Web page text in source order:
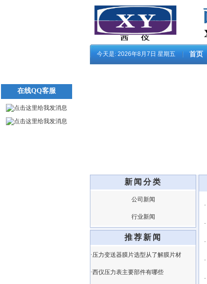
今天是: 2026年8月7日 星期五 首页
新闻分类
公司新闻
行业新闻
推荐新闻
·压力变送器膜片选型从了解膜片材
·西仪压力表主要部件有哪些
·
·
·
·
·
在线QQ客服